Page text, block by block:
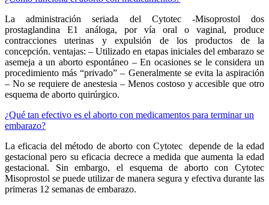
La administración seriada del Cytotec -Misoprostol dos
prostaglandina E1 análoga, por vía oral o vaginal, produce
contracciones uterinas y expulsión de los productos de la
concepción. ventajas: – Utilizado en etapas iniciales del embarazo se
asemeja a un aborto espontáneo – En ocasiones se le considera un
procedimiento más “privado” – Generalmente se evita la aspiración
– No se requiere de anestesia – Menos costoso y accesible que otro
esquema de aborto quirúrgico.
¿Qué tan efectivo es el aborto con medicamentos para terminar un
embarazo?
La eficacia del método de aborto con Cytotec depende de la edad
gestacional pero su eficacia decrece a medida que aumenta la edad
gestacional. Sin embargo, el esquema de aborto con Cytotec
Misoprostol se puede utilizar de manera segura y efectiva durante las
primeras 12 semanas de embarazo.